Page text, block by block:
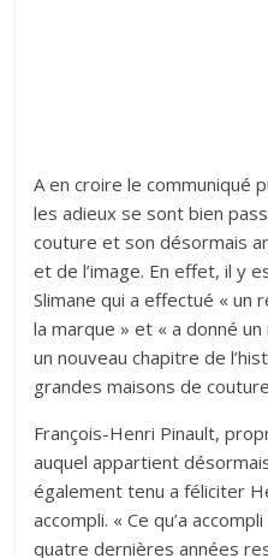
A en croire le communiqué
les adieux se sont bien
couture et son désormais
et de l’image. En effet, il y
Slimane qui a effectué «
la marque » et « a donné
un nouveau chapitre de
grandes maisons de
François-Henri Pinault,
auquel appartient
également tenu a féliciter
accompli. « Ce qu’a
quatre dernières années